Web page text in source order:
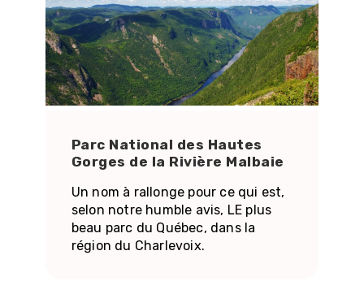
Parc National des Hautes
Gorges de la Rivière Malbaie
Un nom à rallonge pour ce qui est,
selon notre humble avis, LE plus
beau parc du Québec, dans la
région du Charlevoix.